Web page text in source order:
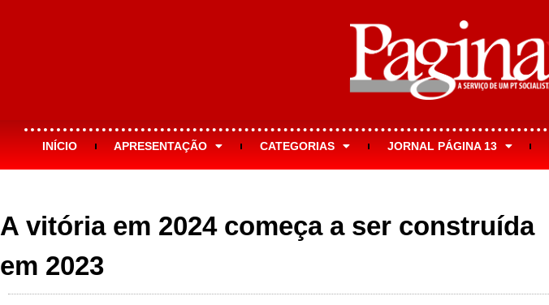
INÍCIO APRESENTAÇÃO CATEGORIAS JORNAL PÁGINA 13
A vitória em 2024 começa a ser construída
em 2023